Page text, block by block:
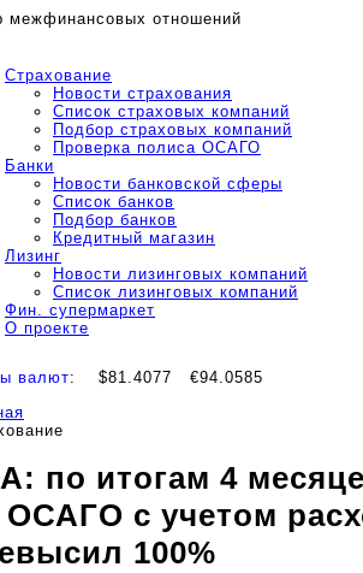
межфинансовых отношений
Страхование
Новости страхования
Список страховых компаний
Подбор страховых компаний
Проверка полиса ОСАГО
Банки
Новости банковской сферы
Список банков
Подбор банков
Кредитный магазин
Лизинг
Новости лизинговых компаний
Список лизинговых компаний
Фин. супермаркет
О проекте
валют: $81.4077 €94.0585
по итогам 4
ОСАГО с учетом
100%